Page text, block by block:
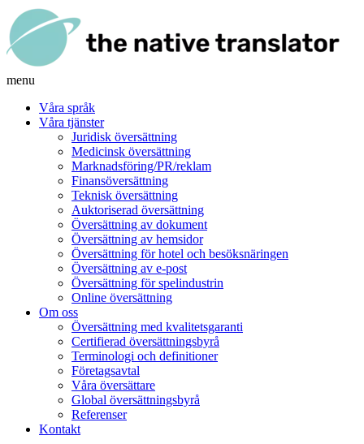
menu
Våra språk
Våra tjänster
Juridisk översättning
Medicinsk översättning
Marknadsföring/PR/reklam
Finansöversättning
Teknisk översättning
Auktoriserad översättning
Översättning av dokument
Översättning av hemsidor
Översättning för hotel och besöksnäringen
Översättning av e-post
Översättning för spelindustrin
Online översättning
Om oss
Översättning med kvalitetsgaranti
Certifierad översättningsbyrå
Terminologi och definitioner
Företagsavtal
Våra översättare
Global översättningsbyrå
Referenser
Kontakt